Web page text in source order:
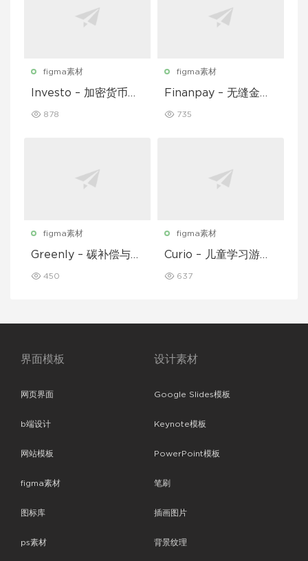
figma素材
Investo – 加密货币应
878
figma素材
Finanpay – 无缝金融
735
figma素材
Greenly – 碳补偿与废
I 套件
450
figma素材
Curio – 儿童学习游戏
637
界面模板
网页界面
b端设计
网站模板
figma素材
图标库
ps素材
设计素材
Google Slides模板
Keynote模板
PowerPoint模板
笔刷
插画图片
背景纹理